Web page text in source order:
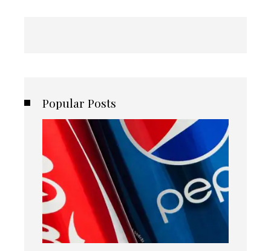
Popular Posts